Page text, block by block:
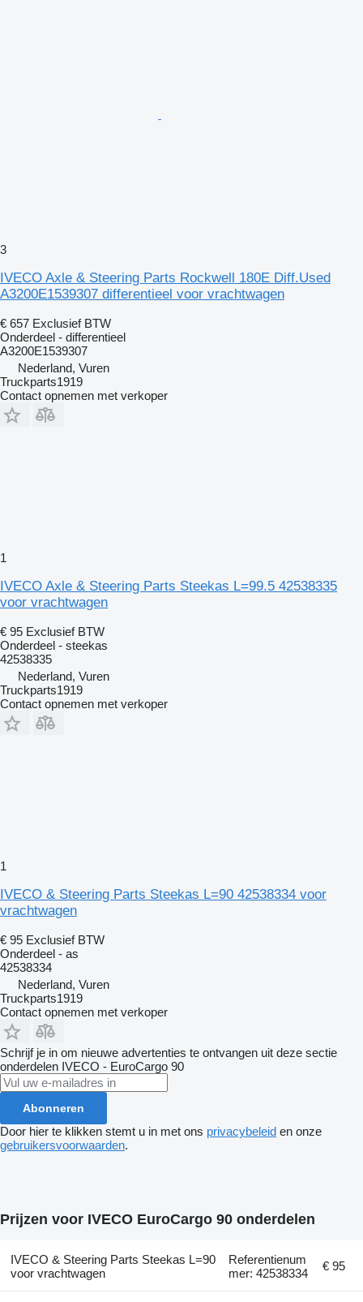
3
IVECO Axle & Steering Parts Rockwell 180E Diff.Used
A3200E1539307 differentieel voor vrachtwagen
€ 657 Exclusief BTW
Onderdeel - differentieel
A3200E1539307
Nederland, Vuren
Truckparts1919
Contact opnemen met verkoper
1
IVECO Axle & Steering Parts Steekas L=99.5 42538335
voor vrachtwagen
€ 95 Exclusief BTW
Onderdeel - steekas
42538335
Nederland, Vuren
Truckparts1919
Contact opnemen met verkoper
1
IVECO & Steering Parts Steekas L=90 42538334 voor
vrachtwagen
€ 95 Exclusief BTW
Onderdeel - as
42538334
Nederland, Vuren
Truckparts1919
Contact opnemen met verkoper
Schrijf je in om nieuwe advertenties te ontvangen uit deze sectie
onderdelen IVECO - EuroCargo 90
Abonneren
Door hier te klikken stemt u in met ons privacybeleid en onze
gebruikersvoorwaarden.
Prijzen voor IVECO EuroCargo 90 onderdelen
IVECO & Steering Parts Steekas L=90
voor vrachtwagen
Referentienum
mer: 42538334
€ 95